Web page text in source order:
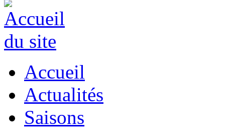
Accueil
Actualités
Saisons